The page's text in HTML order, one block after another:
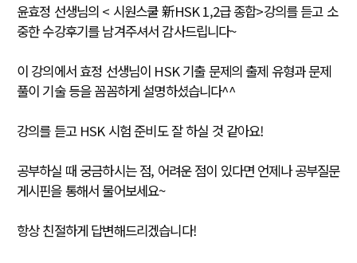
윤효정 선생님의 < 시원스쿨 新HSK 1,2급 종합>강의를 듣고 소
중한 수강후기를 남겨주셔서 감사드립니다~
이 강의에서 효정 선생님이 HSK 기출 문제의 출제 유형과 문제
풀이 기술 등을 꼼꼼하게 설명하셨습니다^^
강의를 듣고 HSK 시험 준비도 잘 하실 것 같아요!
공부하실 때 궁금하시는 점, 어려운 점이 있다면 언제나 공부질문
게시핀을 통해서 물어보세요~
항상 친절하게 답변해드리겠습니다!